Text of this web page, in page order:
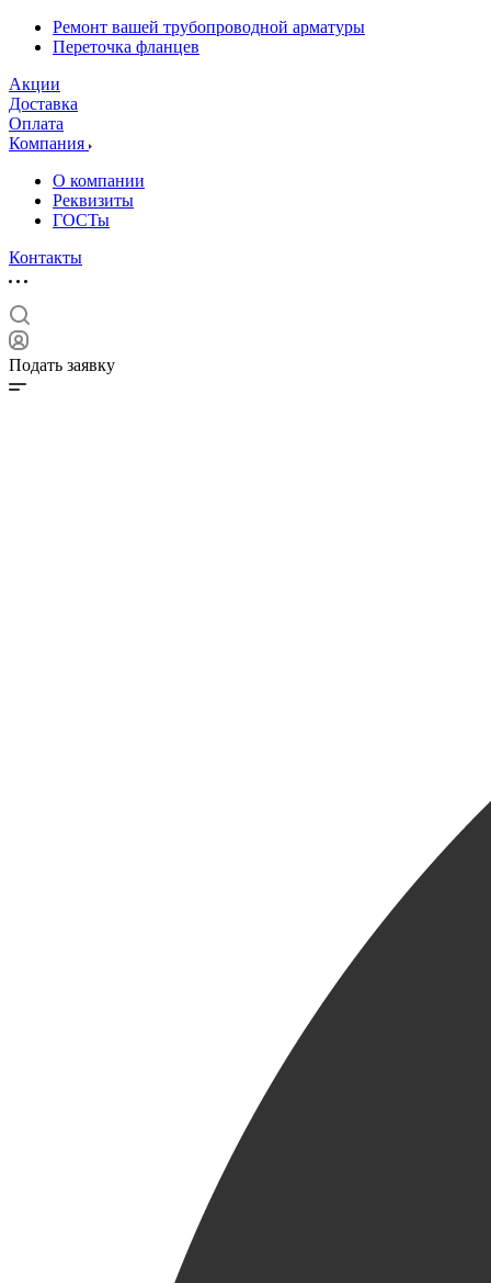
Ремонт вашей трубопроводной арматуры
Переточка фланцев
Акции
Доставка
Оплата
Компания
О компании
Реквизиты
ГОСТы
Контакты
Подать заявку